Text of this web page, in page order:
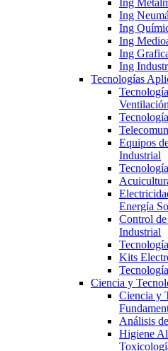
Ing
Ing
Ing
Ing
Ing
Ing
Tecnologías
Ventilación
Equipos
Industrial
Energía
Control
Industrial
Kits
Ciencia y
Ciencia y
Análisis
Higiene